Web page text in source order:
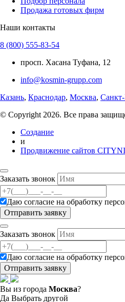
Продажа готовых фирм
Наши контакты
8 (800) 555-83-54
просп. Хасана Туфана, 12
info@kosmin-grupp.com
Казань, Краснодар, Москва,
© Copyright 2026. Все права
Создание
и
Продвижение сайтов
Заказать звонок
Даю согласие на обработку
Заказать звонок
Даю согласие на обработку
Вы из города Москва?
Да Выбрать другой